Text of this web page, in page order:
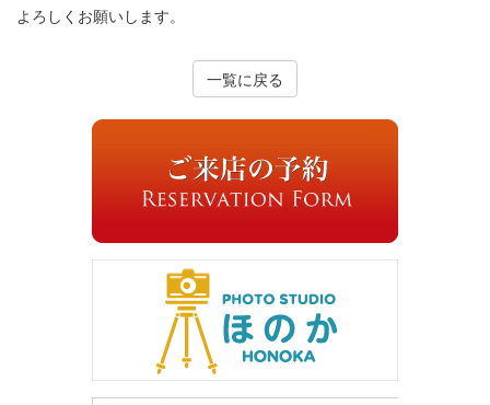
よろしくお願いします。
一覧に戻る